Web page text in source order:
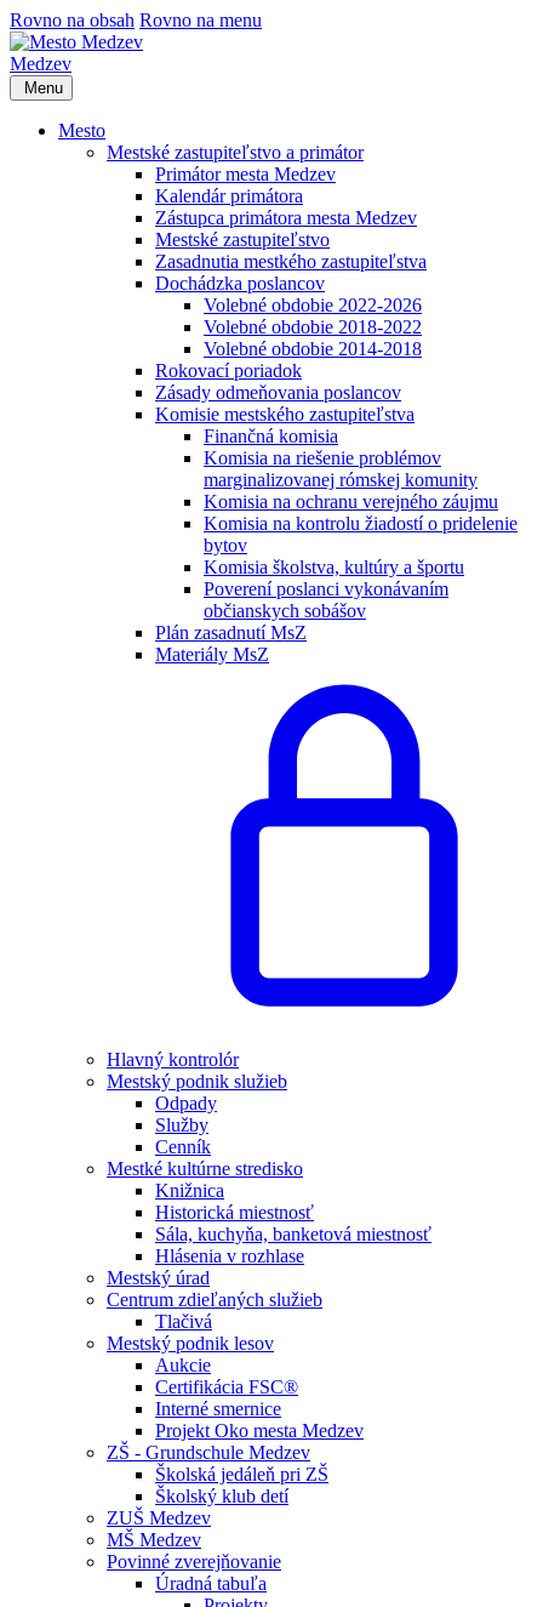
Rovno na obsah Rovno na menu
Medzev
Menu
Mesto
Mestské zastupiteľstvo a primátor
Primátor mesta Medzev
Kalendár primátora
Zástupca primátora mesta Medzev
Mestské zastupiteľstvo
Zasadnutia mestkého zastupiteľstva
Dochádzka poslancov
Volebné obdobie 2022-2026
Volebné obdobie 2018-2022
Volebné obdobie 2014-2018
Rokovací poriadok
Zásady odmeňovania poslancov
Komisie mestského zastupiteľstva
Finančná komisia
Komisia na riešenie problémov
marginalizovanej rómskej komunity
Komisia na ochranu verejného záujmu
Komisia na kontrolu žiadostí o pridelenie
bytov
Komisia školstva, kultúry a športu
Poverení poslanci vykonávaním
občianskych sobášov
Plán zasadnutí MsZ
Materiály MsZ
Hlavný kontrolór
Mestský podnik služieb
Odpady
Služby
Cenník
Mestké kultúrne stredisko
Knižnica
Historická miestnosť
Sála, kuchyňa, banketová miestnosť
Hlásenia v rozhlase
Mestský úrad
Centrum zdieľaných služieb
Tlačivá
Mestský podnik lesov
Aukcie
Certifikácia FSC®
Interné smernice
Projekt Oko mesta Medzev
ZŠ - Grundschule Medzev
Školská jedáleň pri ZŠ
Školský klub detí
ZUŠ Medzev
MŠ Medzev
Povinné zverejňovanie
Úradná tabuľa